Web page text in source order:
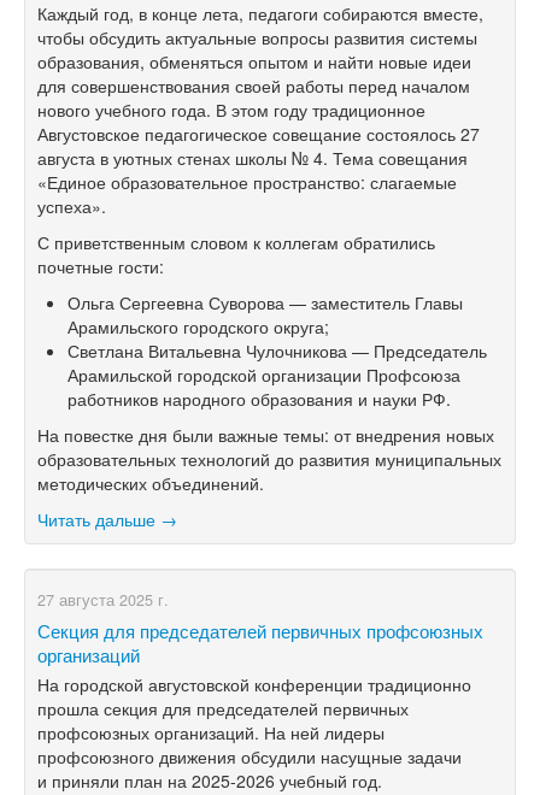
Каждый год, в конце лета, педагоги собираются вместе,
чтобы обсудить актуальные вопросы развития системы
образования, обменяться опытом и найти новые идеи
для совершенствования своей работы перед началом
нового учебного года. В этом году традиционное
Августовское педагогическое совещание состоялось 27
августа в уютных стенах школы № 4. Тема совещания
«Единое образовательное пространство: слагаемые
успеха».
С приветственным словом к коллегам обратились
почетные гости:
Ольга Сергеевна Суворова — заместитель Главы
Арамильского городского округа;
Светлана Витальевна Чулочникова — Председатель
Арамильской городской организации Профсоюза
работников народного образования и науки РФ.
На повестке дня были важные темы: от внедрения новых
образовательных технологий до развития муниципальных
методических объединений.
Читать дальше →
27 августа 2025 г.
Секция для председателей первичных профсоюзных
организаций
На городской августовской конференции традиционно
прошла секция для председателей первичных
профсоюзных организаций. На ней лидеры
профсоюзного движения обсудили насущные задачи
и приняли план на 2025-2026 учебный год.